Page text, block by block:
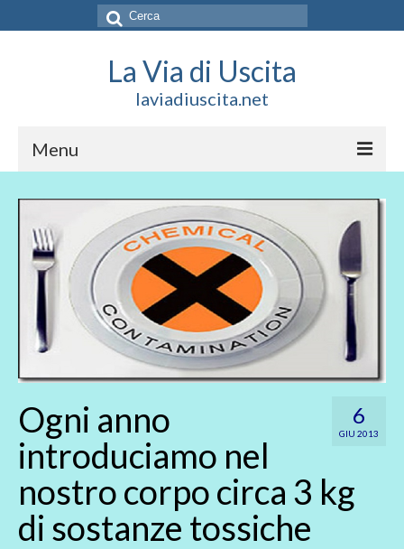
Cerca:
La Via di Uscita
laviadiuscita.net
Menu
HOME
CHI SIAMO
SOCIAL
SOSTIENICI
CONTATTI
6
GIU 2013
Ogni anno
introduciamo nel
nostro corpo circa 3 kg
di sostanze tossiche